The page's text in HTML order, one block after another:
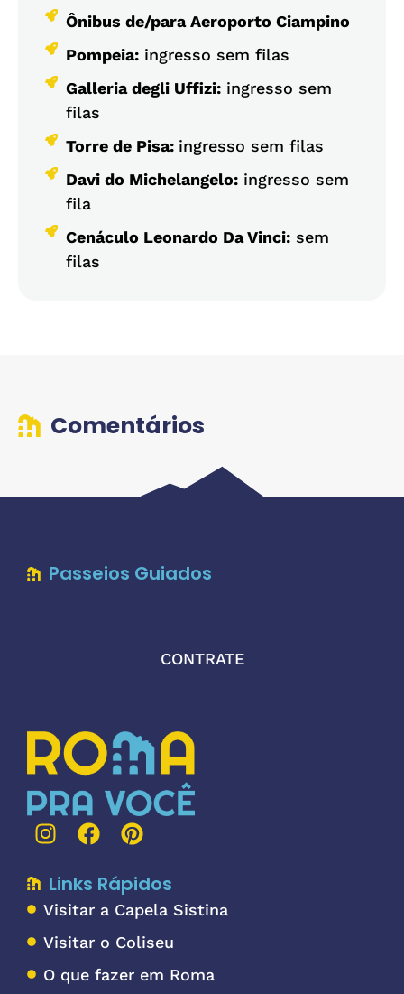
Ônibus de/para Aeroporto Ciampino
Pompeia:ingresso sem filas
Galleria degli Uffizi:ingresso sem
filas
Torre de Pisa: ingresso sem filas
Davi do Michelangelo:ingresso sem
fila
Cenáculo Leonardo Da Vinci:sem
filas
Comentários
Passeios Guiados
CONTRATE
Links Rápidos
Visitar a Capela Sistina
Visitar o Coliseu
O que fazer em Roma